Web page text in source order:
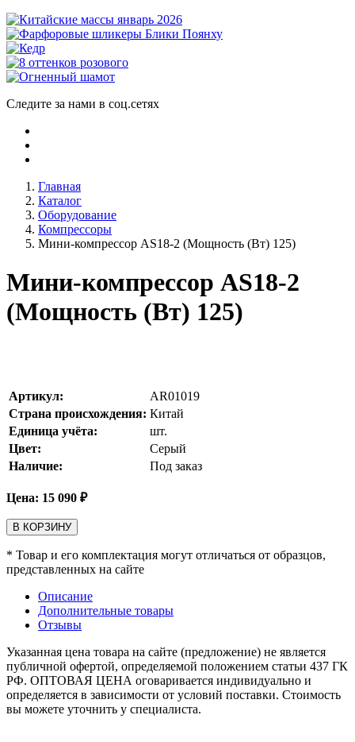
Следите за нами в соц.сетях
Главная
Каталог
Оборудование
Компрессоры
Мини-компрессор AS18-2 (Мощность (Вт) 125)
Мини-компрессор AS18-2
(Мощность (Вт) 125)
Артикул:
AR01019
Страна происхождения: Китай
Единица учёта:
шт.
Цвет:
Серый
Наличие:
Под заказ
Цена: 15 090 ₽
В КОРЗИНУ
* Товар и его комплектация могут отличаться от образцов,
представленных на сайте
Описание
Дополнительные товары
Отзывы
Указанная цена товара на сайте (предложение) не является
публичной офертой, определяемой положением статьи 437 ГК
РФ. ОПТОВАЯ ЦЕНА оговаривается индивидуально и
определяется в зависимости от условий поставки. Стоимость
вы можете уточнить у специалиста.